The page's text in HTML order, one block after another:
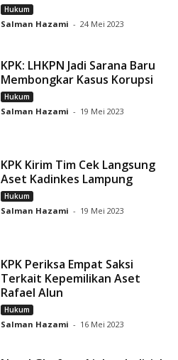
Hukum
Salman Hazami - 24 Mei 2023
KPK: LHKPN Jadi Sarana Baru
Membongkar Kasus Korupsi
Hukum
Salman Hazami - 19 Mei 2023
KPK Kirim Tim Cek Langsung
Aset Kadinkes Lampung
Hukum
Salman Hazami - 19 Mei 2023
KPK Periksa Empat Saksi
Terkait Kepemilikan Aset
Rafael Alun
Hukum
Salman Hazami - 16 Mei 2023